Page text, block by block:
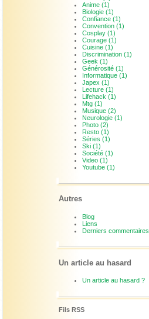
Anime (1)
Biologie (1)
Confiance (1)
Convention (1)
Cosplay (1)
Courage (1)
Cuisine (1)
Discrimination (1)
Geek (1)
Générosité (1)
Informatique (1)
Japex (1)
Lecture (1)
Lifehack (1)
Mtg (1)
Musique (2)
Neurologie (1)
Photo (2)
Resto (1)
Séries (1)
Ski (1)
Société (1)
Video (1)
Youtube (1)
Autres
Blog
Liens
Derniers commentaires
Un article au hasard
Un article au hasard ?
Fils RSS